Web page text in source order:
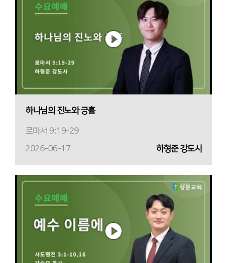
하나님의 진노와 긍휼
로마서 9:19-29
2026-06-17
하형준 강도사